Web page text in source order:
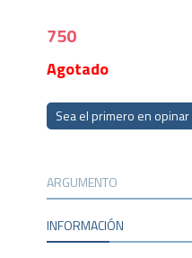
750
Agotado
Sea el primero en
ARGUMENTO
INFORMACIÓN